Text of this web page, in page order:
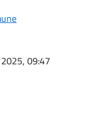
09:47